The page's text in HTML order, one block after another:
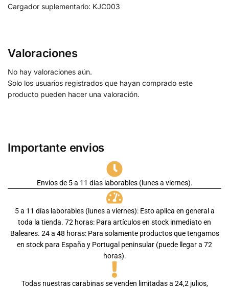
Cargador suplementario: KJC003
Valoraciones
No hay valoraciones aún.
Solo los usuarios registrados que hayan comprado este
producto pueden hacer una valoración.
Importante envios
Envíos de 5 a 11 días laborables (lunes a viernes).
5 a 11 días laborables (lunes a viernes): Esto aplica en general a
toda la tienda. 72 horas: Para artículos en stock inmediato en
Baleares. 24 a 48 horas: Para solamente productos que tengamos
en stock para España y Portugal peninsular (puede llegar a 72
horas).
Todas nuestras carabinas se venden limitadas a 24,2 julios,